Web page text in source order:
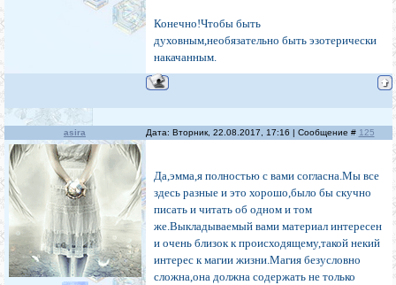
Конечно!Чтобы быть
духовным,необязательно быть эзотерически
накачанным.
asira Дата: Вторник, 22.08.2017, 17:16 | Сообщение # 125
Да,эмма,я полностью с вами согласна.Мы все
здесь разные и это хорошо,было бы скучно
писать и читать об одном и том
же.Выкладываемый вами материал интересен
и очень близок к происходящему,такой некий
интерес к магии жизни.Магия безусловно
сложна,она должна содержать не только